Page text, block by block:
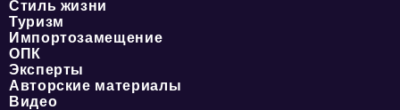
Стиль жизни
Туризм
Импортозамещение
ОПК
Эксперты
Авторские материалы
Видео